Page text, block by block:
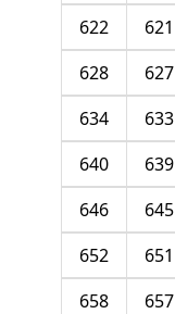
621
622
627
628
633
634
639
640
645
646
651
652
657
658